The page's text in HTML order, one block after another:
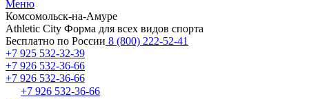
Меню
Комсомольск-на-Амуре
Athletic City Форма для всех видов спорта
Бесплатно по России 8 (800) 222-52-41
+7 925 532-32-39
+7 926 532-36-66
+7 926 532-36-66
+7 926 532-36-66